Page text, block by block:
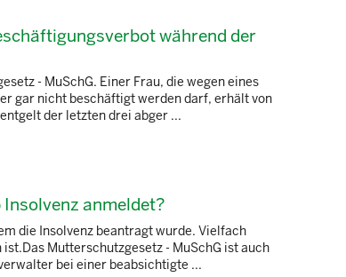
während der
- MuSchG. Einer Frau, die wegen eines
gar nicht beschäftigt werden darf, erhält von
der letzten drei abger ...
anmeldet?
die Insolvenz beantragt wurde. Vielfach
Mutterschutzgesetz - MuSchG ist auch
bei einer beabsichtigte ...